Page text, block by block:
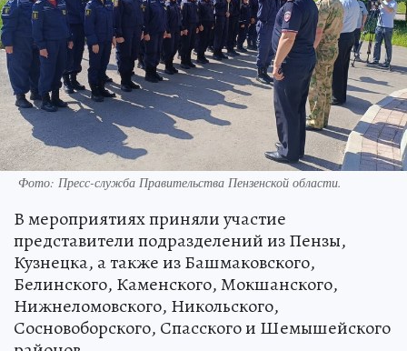
Фото: Пресс-служба Правительства Пензенской области.
В мероприятиях приняли участие
представители подразделений из Пензы,
Кузнецка, а также из Башмаковского,
Белинского, Каменского, Мокшанского,
Нижнеломовского, Никольского,
Сосновоборского, Спасского и Шемышейского